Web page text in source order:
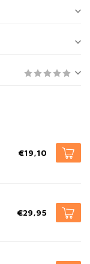
€19,10
€29,95